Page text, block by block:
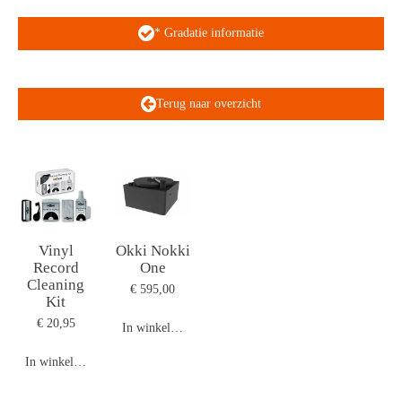
* Gradatie informatie
Terug naar overzicht
Vinyl
Record
Cleaning
Kit
€ 20,95
In winkelwagen
Okki Nokki
One
€ 595,00
In winkelwagen